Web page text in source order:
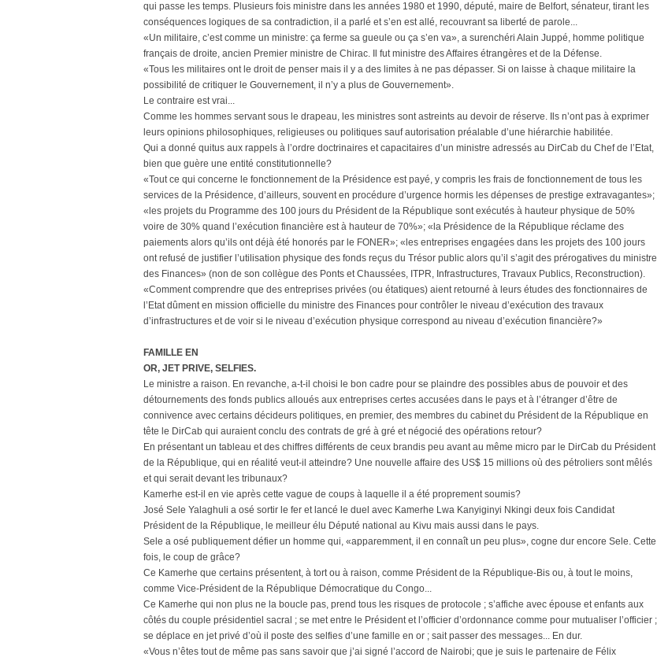
qui passe les temps. Plusieurs fois ministre dans les années 1980 et 1990, député, maire de Belfort, sénateur, tirant les
conséquences logiques de sa contradiction, il a parlé et s’en est allé, recouvrant sa liberté de parole...
«Un militaire, c’est comme un ministre: ça ferme sa gueule ou ça s’en va», a surenchéri Alain Juppé, homme politique
français de droite, ancien Premier ministre de Chirac. Il fut ministre des Affaires étrangères et de la Défense.
«Tous les militaires ont le droit de penser mais il y a des limites à ne pas dépasser. Si on laisse à chaque militaire la
possibilité de critiquer le Gouvernement, il n’y a plus de Gouvernement».
Le contraire est vrai...
Comme les hommes servant sous le drapeau, les ministres sont astreints au devoir de réserve. Ils n’ont pas à exprimer
leurs opinions philosophiques, religieuses ou politiques sauf autorisation préalable d’une hiérarchie habilitée.
Qui a donné quitus aux rappels à l’ordre doctrinaires et capacitaires d’un ministre adressés au DirCab du Chef de l’Etat,
bien que guère une entité constitutionnelle?
«Tout ce qui concerne le fonctionnement de la Présidence est payé, y compris les frais de fonctionnement de tous les
services de la Présidence, d’ailleurs, souvent en procédure d’urgence hormis les dépenses de prestige extravagantes»;
«les projets du Programme des 100 jours du Président de la République sont exécutés à hauteur physique de 50%
voire de 30% quand l’exécution financière est à hauteur de 70%»; «la Présidence de la République réclame des
paiements alors qu’ils ont déjà été honorés par le FONER»; «les entreprises engagées dans les projets des 100 jours
ont refusé de justifier l’utilisation physique des fonds reçus du Trésor public alors qu’il s’agit des prérogatives du ministre
des Finances» (non de son collègue des Ponts et Chaussées, ITPR, Infrastructures, Travaux Publics, Reconstruction).
«Comment comprendre que des entreprises privées (ou étatiques) aient retourné à leurs études des fonctionnaires de
l’Etat dûment en mission officielle du ministre des Finances pour contrôler le niveau d’exécution des travaux
d’infrastructures et de voir si le niveau d’exécution physique correspond au niveau d’exécution financière?»
FAMILLE EN
OR, JET PRIVE, SELFIES.
Le ministre a raison. En revanche, a-t-il choisi le bon cadre pour se plaindre des possibles abus de pouvoir et des
détournements des fonds publics alloués aux entreprises certes accusées dans le pays et à l’étranger d’être de
connivence avec certains décideurs politiques, en premier, des membres du cabinet du Président de la République en
tête le DirCab qui auraient conclu des contrats de gré à gré et négocié des opérations retour?
En présentant un tableau et des chiffres différents de ceux brandis peu avant au même micro par le DirCab du Président
de la République, qui en réalité veut-il atteindre? Une nouvelle affaire des US$ 15 millions où des pétroliers sont mêlés
et qui serait devant les tribunaux?
Kamerhe est-il en vie après cette vague de coups à laquelle il a été proprement soumis?
José Sele Yalaghuli a osé sortir le fer et lancé le duel avec Kamerhe Lwa Kanyiginyi Nkingi deux fois Candidat
Président de la République, le meilleur élu Député national au Kivu mais aussi dans le pays.
Sele a osé publiquement défier un homme qui, «apparemment, il en connaît un peu plus», cogne dur encore Sele. Cette
fois, le coup de grâce?
Ce Kamerhe que certains présentent, à tort ou à raison, comme Président de la République-Bis ou, à tout le moins,
comme Vice-Président de la République Démocratique du Congo...
Ce Kamerhe qui non plus ne la boucle pas, prend tous les risques de protocole ; s’affiche avec épouse et enfants aux
côtés du couple présidentiel sacral ; se met entre le Président et l’officier d’ordonnance comme pour mutualiser l’officier ;
se déplace en jet privé d’où il poste des selfies d’une famille en or ; sait passer des messages... En dur.
«Vous n’êtes tout de même pas sans savoir que j’ai signé l’accord de Nairobi; que je suis le partenaire de Félix